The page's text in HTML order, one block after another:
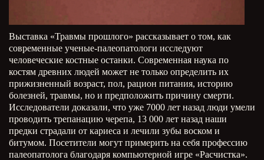
Выставка «Травмы прошлого» рассказывает о том, как
современные ученые-палеопатологи исследуют
человеческие костные останки. Современная наука по
костям древних людей может не только определить их
прижизненный возраст, пол, рацион питания, историю
болезней, травмы, но и предположить причину смерти.
Исследователи доказали, что уже 7000 лет назад люди умели
проводить трепанацию черепа, 13 000 лет назад наши
предки страдали от кариеса и лечили зубы воском и
битумом. Посетители могут примерить на себя профессию
палеопатолога благодаря компьютерной игре «Расчистка».